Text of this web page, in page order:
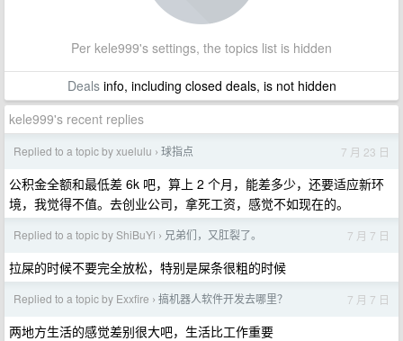
Per kele999's settings, the topics list is hidden
Dealsinfo, including closed deals, is not hidden
kele999's recent replies
Replied to a topic by xuelulu › 球指点 7 月 23 日
公积金全额和最低差 6k 吧，算上 2 个月，能差多少，还要适应新环
境，我觉得不值。去创业公司，拿死工资，感觉不如现在的。
Replied to a topic by ShiBuYi › 兄弟们，又肛裂了。 7 月 7 日
拉屎的时候不要完全放松，特别是屎条很粗的时候
Replied to a topic by Exxfire › 搞机器人软件开发去哪里？ 7 月 7 日
两地方生活的感觉差别很大吧，生活比工作重要